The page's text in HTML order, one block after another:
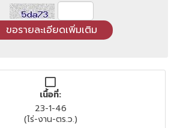
เนื้อที่:
23-1-46
(ไร่-งาน-ตร.ว.)